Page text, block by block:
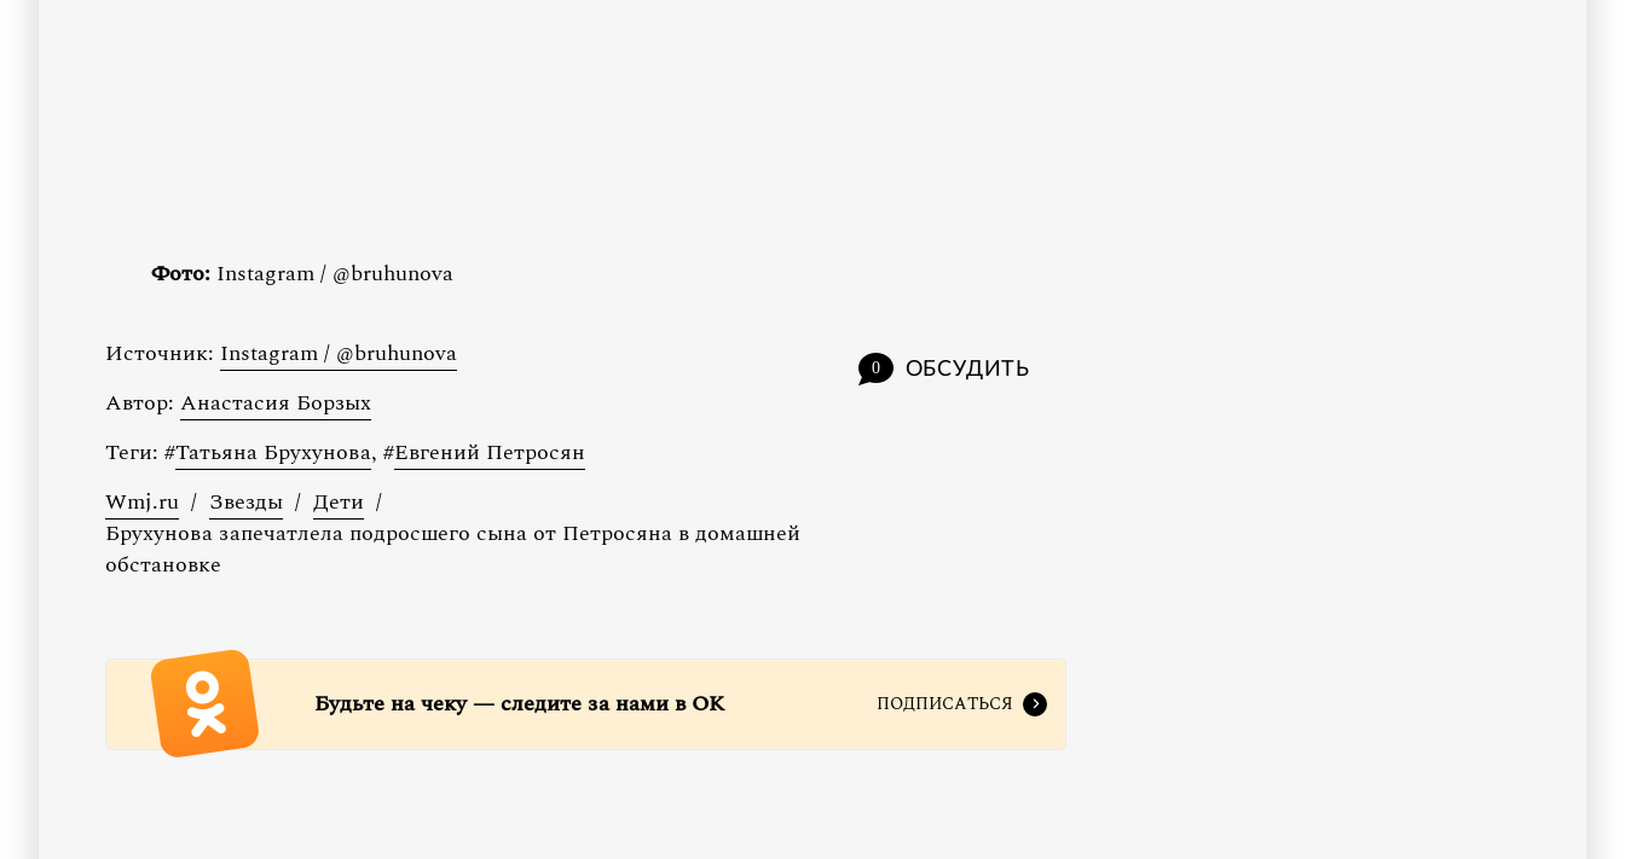
Фото:Instagram / @bruhunova
0 ОБСУДИТЬ
Источник: Instagram / @bruhunova
Автор: Анастасия Борзых
Теги: #Татьяна Брухунова, #Евгений Петросян
Wmj.ru / Звезды / Дети /
Брухунова запечатлела подросшего сына от Петросяна в домашней
обстановке
Будьте на чеку — следите за нами в ОК ПОДПИСАТЬСЯ